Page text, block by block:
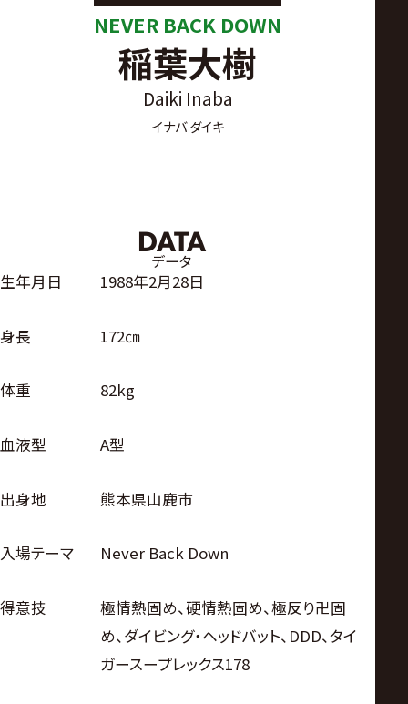
NEVER BACK DOWN
稲葉大樹
Daiki Inaba
イナバ ダイキ
DATA
データ
生年月日 1988年2月28日
身長 172㎝
体重 82kg
血液型 A型
出身地 熊本県山鹿市
入場テーマ Never Back Down
得意技
極情熱固め、硬情熱固め、極反り卍固
め、ダイビング・ヘッドバット、DDD、タイ
ガースープレックス178